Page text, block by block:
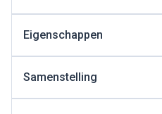
Eigenschappen
Samenstelling